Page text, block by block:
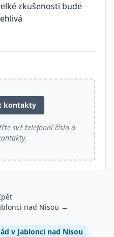
zkušenosti bude
kontakty
své telefonní číslo a
nad Nisou →
v Jablonci nad Nisou